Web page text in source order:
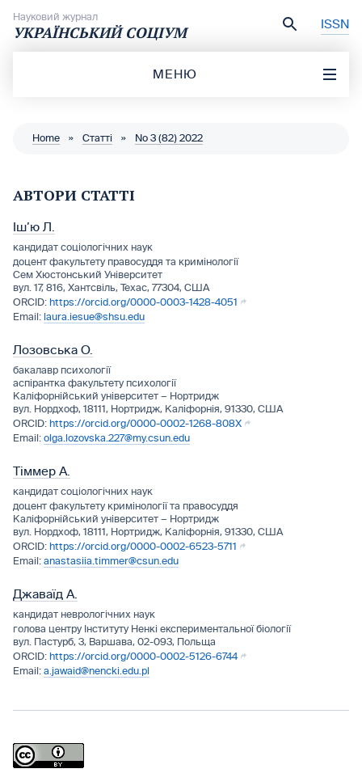
Науковий журнал
УКРАЇНСЬКИЙ СОЦІУМ ISSN
МЕНЮ
Home » Статті » No 3 (82) 2022
АВТОРИ СТАТТІ
Іш’ю Л.
кандидат соціологічних наук
доцент факультету правосуддя та кримінології
Сем Хюстонський Університет
вул. 17, 816, Хантсвіль, Техас, 77304, США
https://orcid.org/0000-0003-1428-4051
laura.iesue@shsu.edu
Лозовська О.
бакалавр психології
аспірантка факультету психології
Каліфорнійський університет – Нортридж
вул. Нордхоф, 18111, Нортридж, Каліфорнія, 91330, США
https://orcid.org/0000-0002-1268-808X
olga.lozovska.227@my.csun.edu
Тіммер A.
кандидат соціологічних наук
доцент факультету кримінології та правосуддя
Каліфорнійський університет – Нортридж
вул. Нордхоф, 18111, Нортридж, Каліфорнія, 91330, США
https://orcid.org/0000-0002-6523-5711
anastasiia.timmer@csun.edu
Джаваїд А.
кандидат неврологічних наук
голова центру Інституту Ненкі eкспериментальної біології
вул. Пастурб, 3, Варшава, 02-093, Польща
https://orcid.org/0000-0002-5126-6744
a.jawaid@nencki.edu.pl